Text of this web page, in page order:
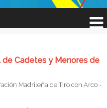
de Cadetes y Menores de
Madrileña de Tiro con Arco -